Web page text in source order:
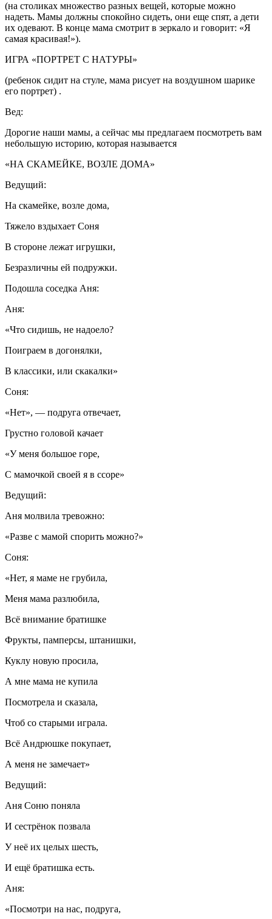
(на столиках множество разных вещей, которые можно
надеть. Мамы должны спокойно сидеть, они еще спят, а дети
их одевают. В конце мама смотрит в зеркало и говорит: «Я
самая красивая!»).
ИГРА «ПОРТРЕТ С НАТУРЫ»
(ребенок сидит на стуле, мама рисует на воздушном шарике
его портрет) .
Вед:
Дорогие наши мамы, а сейчас мы предлагаем посмотреть вам
небольшую историю, которая называется
«НА СКАМЕЙКЕ, ВОЗЛЕ ДОМА»
Ведущий:
На скамейке, возле дома,
Тяжело вздыхает Соня
В стороне лежат игрушки,
Безразличны ей подружки.
Подошла соседка Аня:
Аня:
«Что сидишь, не надоело?
Поиграем в догонялки,
В классики, или скакалки»
Соня:
«Нет», — подруга отвечает,
Грустно головой качает
«У меня большое горе,
С мамочкой своей я в ссоре»
Ведущий:
Аня молвила тревожно:
«Разве с мамой спорить можно?»
Соня:
«Нет, я маме не грубила,
Меня мама разлюбила,
Всё внимание братишке
Фрукты, памперсы, штанишки,
Куклу новую просила,
А мне мама не купила
Посмотрела и сказала,
Чтоб со старыми играла.
Всё Андрюшке покупает,
А меня не замечает»
Ведущий:
Аня Соню поняла
И сестрёнок позвала
У неё их целых шесть,
И ещё братишка есть.
Аня:
«Посмотри на нас, подруга,